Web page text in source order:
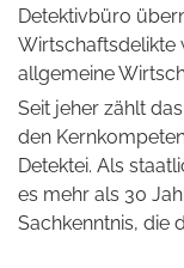
Detektivbüro
Wirtschaftsdelikte
allgemeine
Seit jeher zählt
den
Detektei. Als
es mehr als 30
Sachkenntnis, die